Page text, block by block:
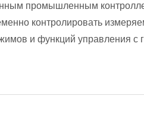
промышленным
контролировать
и функций управления с